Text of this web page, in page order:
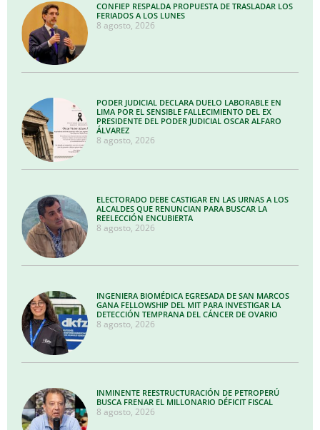
CONFIEP RESPALDA PROPUESTA DE TRASLADAR LOS
FERIADOS A LOS LUNES
8 agosto, 2026
PODER JUDICIAL DECLARA DUELO LABORABLE EN
LIMA POR EL SENSIBLE FALLECIMIENTO DEL EX
PRESIDENTE DEL PODER JUDICIAL OSCAR ALFARO
ÁLVAREZ
8 agosto, 2026
ELECTORADO DEBE CASTIGAR EN LAS URNAS A LOS
ALCALDES QUE RENUNCIAN PARA BUSCAR LA
REELECCIÓN ENCUBIERTA
8 agosto, 2026
INGENIERA BIOMÉDICA EGRESADA DE SAN MARCOS
GANA FELLOWSHIP DEL MIT PARA INVESTIGAR LA
DETECCIÓN TEMPRANA DEL CÁNCER DE OVARIO
8 agosto, 2026
INMINENTE REESTRUCTURACIÓN DE PETROPERÚ
BUSCA FRENAR EL MILLONARIO DÉFICIT FISCAL
8 agosto, 2026